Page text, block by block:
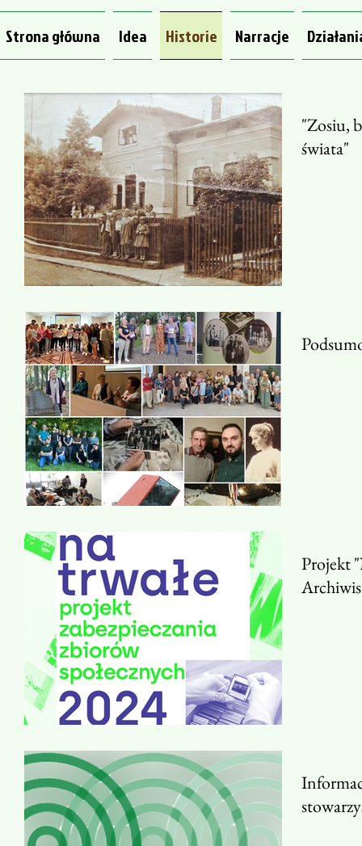
Strona główna Idea Historie Narracje
"Zosiu,
świata"
Projekt